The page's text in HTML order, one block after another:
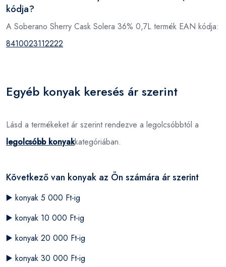
kódja?
A Soberano Sherry Cask Solera 36% 0,7L termék EAN kódja:
8410023112222
Egyéb konyak keresés ár szerint
Lásd a termékeket ár szerint rendezve a legolcsóbbtól a
legolcsóbb konyakkategóriában.
Következő van konyak az Ön számára ár szerint
▶️ konyak 5 000 Ft-ig
▶️ konyak 10 000 Ft-ig
▶️ konyak 20 000 Ft-ig
▶️ konyak 30 000 Ft-ig